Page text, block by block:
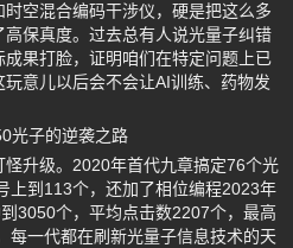
空混合编码干涉仪，硬是把这么多
保真度。过去总有人说光量子纠错
果打脸，证明咱们在特定问题上已
意儿以后会不会让AI训练、药物发
光子的逆袭之路
升级。2020年首代九章搞定76个光
上到113个，还加了相位编程2023年
3050个，平均点击数2207个，最高
每一代都在刷新光量子信息技术的天